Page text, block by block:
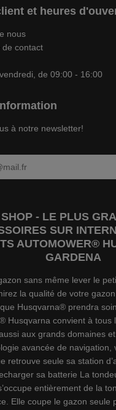
et heures
nous
de contact
de 09:00 - 16:00
à notre newsletter!
- LE PLUS
SUR
AUTOMOWER®
GARDENA
sans même lever le
la qualité de votre
Husqvarna® prendra
Husqvarna convient à tous
aux grands domaines
avancée de navigation,
retrouve seule sa station
sa batterie La
entièrement de la
Elle coupe le gazon seule